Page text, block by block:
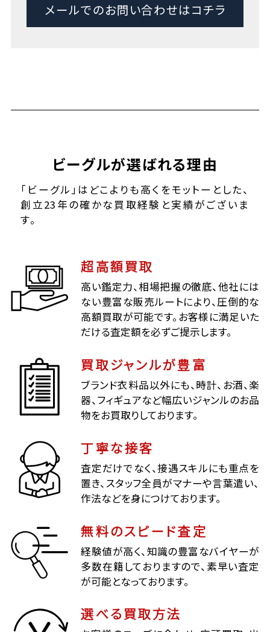
メールでのお問い合わせはコチラ
ビーグルが選ばれる理由
「ビーグル」はどこよりも高くをモットーとした、
創立23年の確かな買取経験と実績がございま
す。
超高額買取
高い鑑定力、相場把握の徹底、他社には
ない豊富な販売ルートにより、圧倒的な
高額買取が可能です。お客様に満足いた
だける査定額を必ずご提示します。
買取ジャンルが豊富
ブランド衣料品以外にも、時計、お酒、楽
器、フィギュアなど幅広いジャンルのお品
物をお買取りしております。
丁寧な接客
査定だけでなく、接遇スキルにも重点を
置き、スタッフ全員がマナーや言葉遣い、
作法などを身につけております。
無料のスピード査定
経験値が高く、知識の豊富なバイヤーが
多数在籍しておりますので、素早い査定
が可能となっております。
選べる買取方法